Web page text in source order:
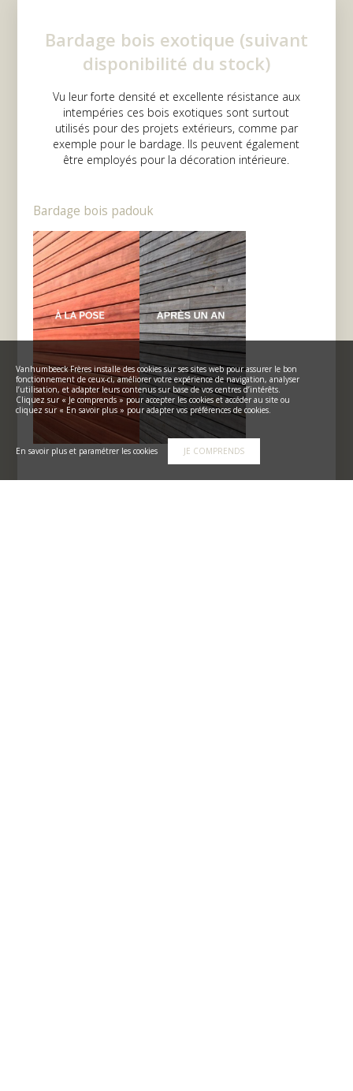
Bardage bois exotique (suivant
disponibilité du stock)
Vu leur forte densité et excellente résistance aux
intempéries ces bois exotiques sont surtout
utilisés pour des projets extérieurs, comme par
exemple pour le bardage. Ils peuvent également
être employés pour la décoration intérieure.
Bardage bois padouk
Vanhumbeeck Frères installe des cookies sur ses sites web pour assurer le bon
fonctionnement de ceux-ci, améliorer votre expérience de navigation, analyser
l’utilisation, et adapter leurs contenus sur base de vos centres d’intérêts.
Cliquez sur « Je comprends » pour accepter les cookies et accéder au site ou
cliquez sur « En savoir plus » pour adapter vos préférences de cookies.
En savoir plus et paramétrer les cookies JE COMPRENDS